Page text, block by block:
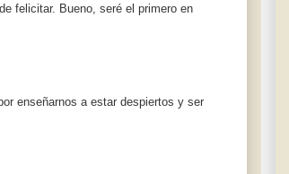
felicitar. Bueno, seré el primero en
enseñarnos a estar despiertos y ser